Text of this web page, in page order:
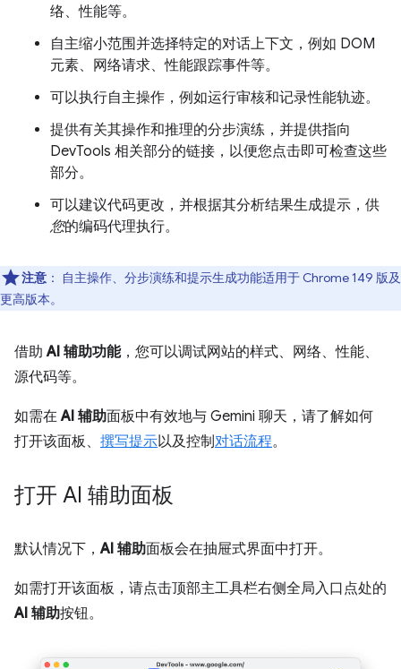
络、性能等。
自主缩小范围并选择特定的对话上下文，例如 DOM
元素、网络请求、性能跟踪事件等。
可以执行自主操作，例如运行审核和记录性能轨迹。
提供有关其操作和推理的分步演练，并提供指向
DevTools 相关部分的链接，以便您点击即可检查这些
部分。
可以建议代码更改，并根据其分析结果生成提示，供
您的编码代理执行。
注意 ：
自主操作、分步演练和提示生成功能适用于 Chrome 149 版及
更高版本。
借助AI 辅助功能，您可以调试网站的样式、网络、性能、
源代码等。
如需在AI 辅助面板中有效地与 Gemini 聊天，请了解如何
打开该面板、 撰写提示以及控制对话流程。
打开 AI 辅助面板
默认情况下，AI 辅助面板会在抽屉式界面中打开。
如需打开该面板，请点击顶部主工具栏右侧全局入口点处的
AI 辅助按钮。